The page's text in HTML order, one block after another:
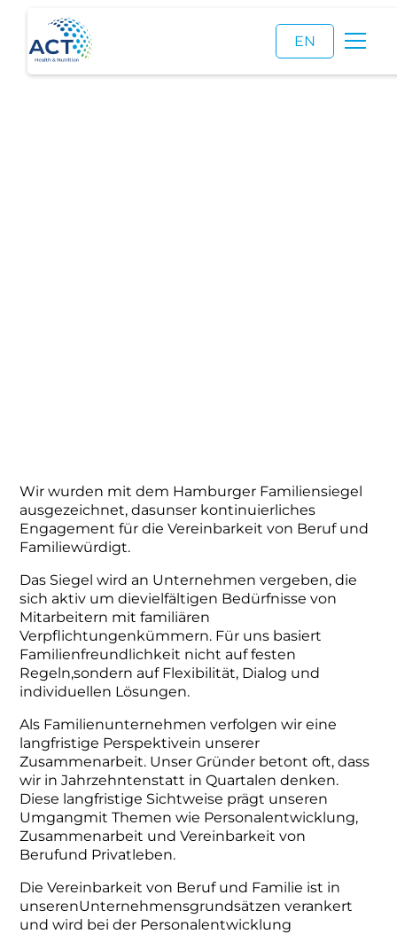
EN
Wir wurden mit dem Hamburger Familiensiegel
ausgezeichnet, dasunser kontinuierliches
Engagement für die Vereinbarkeit von Beruf und
Familiewürdigt.
Das Siegel wird an Unternehmen vergeben, die
sich aktiv um dievielfältigen Bedürfnisse von
Mitarbeitern mit familiären
Verpflichtungenkümmern. Für uns basiert
Familienfreundlichkeit nicht auf festen
Regeln,sondern auf Flexibilität, Dialog und
individuellen Lösungen.
Als Familienunternehmen verfolgen wir eine
langfristige Perspektivein unserer
Zusammenarbeit. Unser Gründer betont oft, dass
wir in Jahrzehntenstatt in Quartalen denken.
Diese langfristige Sichtweise prägt unseren
Umgangmit Themen wie Personalentwicklung,
Zusammenarbeit und Vereinbarkeit von
Berufund Privatleben.
Die Vereinbarkeit von Beruf und Familie ist in
unserenUnternehmensgrundsätzen verankert
und wird bei der Personalentwicklung